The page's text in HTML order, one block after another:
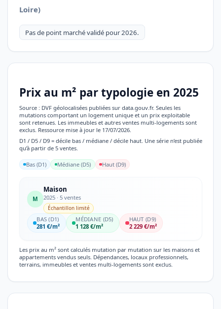
Loire)
Pas de point marché validé pour 2026.
Prix au m² par typologie en 2025
Source : DVF géolocalisées publiées sur data.gouv.fr. Seules les
mutations comportant un logement unique et un prix exploitable
sont retenues. Les immeubles et autres ventes multi-logements sont
exclus. Ressource mise à jour le 17/07/2026.
D1 / D5 / D9 = décile bas / médiane / décile haut. Une série n’est publiée
qu’à partir de 5 ventes.
Bas (D1) Médiane (D5) Haut (D9)
M
Maison
2025 · 5 ventes
Échantillon limité
BAS (D1)
281 €/m²
MÉDIANE (D5)
1 128 €/m²
HAUT (D9)
2 229 €/m²
Les prix au m² sont calculés mutation par mutation sur les maisons et
appartements vendus seuls. Dépendances, locaux professionnels,
terrains, immeubles et ventes multi-logements sont exclus.